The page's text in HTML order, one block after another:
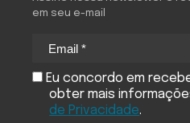
em seu e-mail
Eu concordo em
obter mais
de Privacidade.